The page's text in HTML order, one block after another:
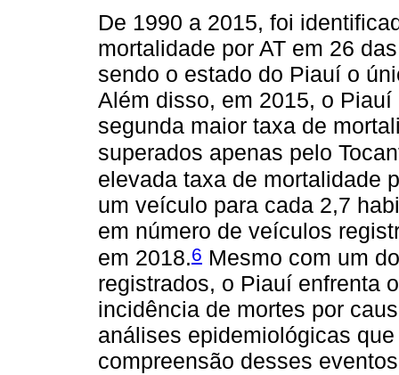
De 1990 a 2015, foi
mortalidade por AT em 26
sendo o estado do Piauí o
Além disso, em 2015, o
segunda maior taxa de
superados apenas pelo
elevada taxa de mortalidade
um veículo para cada 2,7
em número de veículos
em 2018.6 Mesmo com um
registrados, o Piauí enfrenta
incidência de mortes por
análises epidemiológicas
compreensão desses